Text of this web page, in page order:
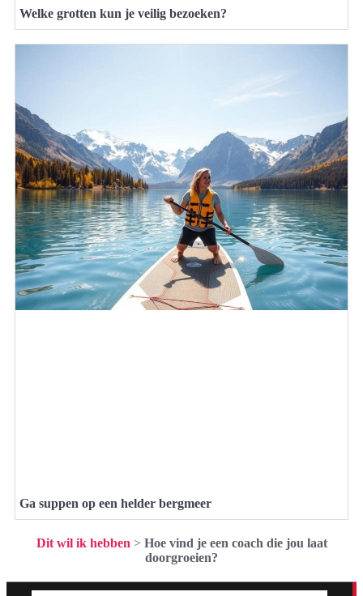
Welke grotten kun je veilig bezoeken?
Ga suppen op een helder bergmeer
Dit wil ik hebben > Hoe vind je een coach die jou laat
doorgroeien?